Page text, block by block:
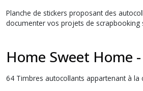
Planche de stickers proposant des
documenter vos projets de
Home Sweet Home
64 Timbres autocollants appartenant à